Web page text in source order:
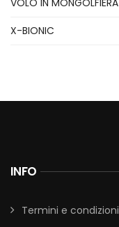
VOLO IN MONGOLFIERA
X-BIONIC
INFO
Termini e condizioni